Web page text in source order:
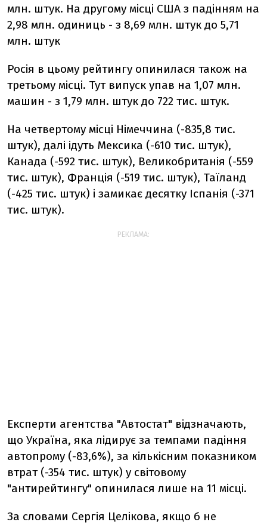
млн. штук. На другому місці США з падінням на
2,98 млн. одиниць - з 8,69 млн. штук до 5,71
млн. штук
Росія в цьому рейтингу опинилася також на
третьому місці. Тут випуск упав на 1,07 млн.
машин - з 1,79 млн. штук до 722 тис. штук.
На четвертому місці Німеччина (-835,8 тис.
штук), далі ідуть Мексика (-610 тис. штук),
Канада (-592 тис. штук), Великобританія (-559
тис. штук), Франція (-519 тис. штук), Таїланд
(-425 тис. штук) і замикає десятку Іспанія (-371
тис. штук).
РЕКЛАМА:
Експерти агентства "Автостат" відзначають,
що Україна, яка лідирує за темпами падіння
автопрому (-83,6%), за кількісним показником
втрат (-354 тис. штук) у світовому
"антирейтингу" опинилася лише на 11 місці.
За словами Сергія Целікова, якщо б не